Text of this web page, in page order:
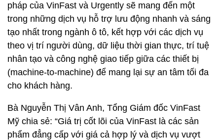
pháp của VinFast và Urgently sẽ mang đến một
trong những dịch vụ hỗ trợ lưu động nhanh và sáng
tạo nhất trong ngành ô tô, kết hợp với các dịch vụ
theo vị trí người dùng, dữ liệu thời gian thực, trí tuệ
nhân tạo và công nghệ giao tiếp giữa các thiết bị
(machine-to-machine) để mang lại sự an tâm tối đa
cho khách hàng.
Bà Nguyễn Thị Vân Anh, Tổng Giám đốc VinFast
Mỹ chia sẻ: “Giá trị cốt lõi của VinFast là các sản
phẩm đẳng cấp với giá cả hợp lý và dịch vụ vượt